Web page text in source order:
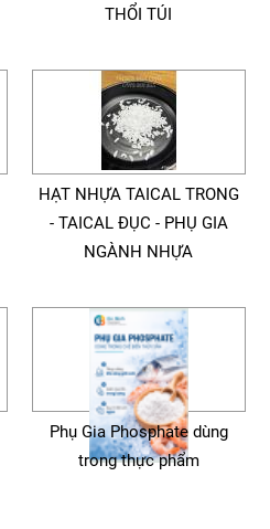
THỔI TÚI
HẠT NHỰA TAICAL TRONG
- TAICAL ĐỤC - PHỤ GIA
NGÀNH NHỰA
Phụ Gia Phosphate dùng
trong thực phẩm